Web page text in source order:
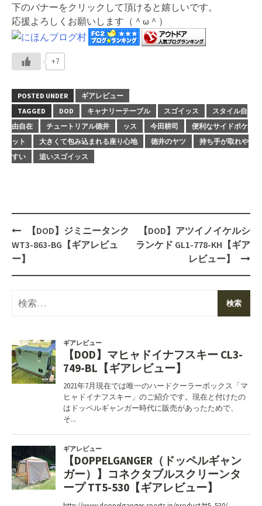
下のバナーをクリックして頂けると嬉しいです。
応援よろしくお願いします（＾ω＾）
+7
POSTED UNDER
ギアレビュー
TAGGED
DOD キャナリーテーブル スゴイッス
スタイル自
由自在
チュートリアル徳井 ッス 今田耕司
便利なサイドポケ
ット
大きくて包み込まれる座り心地 徳井のヤツ
持ち手が取れや
すい
追いスゴイッス
Post
navigation
【DOD】ジミニータンク
WT3-863-BG【ギアレビュ
ー】
【DOD】アツイノイケルシ
ランケド GL1-778-KH【ギア
レビュー】
検
索: